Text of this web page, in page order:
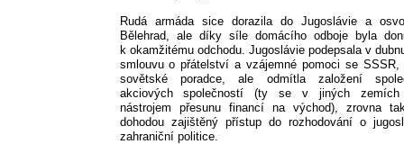
Rudá armáda sice dorazila do Jugoslávie a
Bělehrad, ale díky síle domácího odboje byla
k okamžitému odchodu. Jugoslávie podepsala v
smlouvu o přátelství a vzájemné pomoci se SSSR,
sovětské poradce, ale odmítla založení
akciových společností (ty se v jiných zemích
nástrojem přesunu financí na východ), zrovna
dohodou zajištěný přístup do rozhodování o
zahraniční politice.